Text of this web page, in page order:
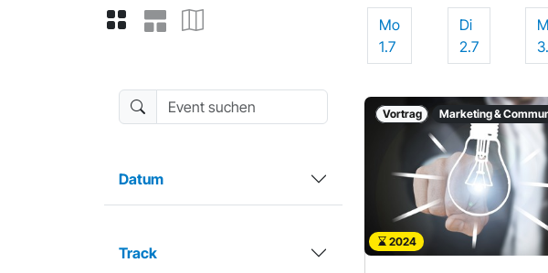
Event suchen
Datum
Track
Mo
1.7
Di
2.7
Vortrag Marketing &
2024